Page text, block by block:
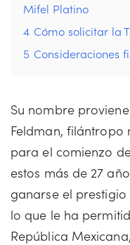
Mifel Platino
4 Cómo solicitar la
5 Consideraciones
Su nombre
Feldman, filántropo
para el comienzo
estos más de 27
ganarse el
lo que le ha
República